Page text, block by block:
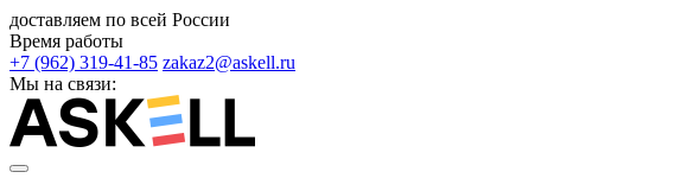
доставляем по всей России
Время работы
+7 (962) 319-41-85 zakaz2@askell.ru
Мы на связи: